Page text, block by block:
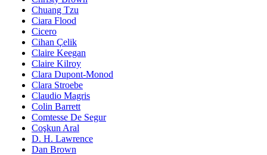
Chuang Tzu
Ciara Flood
Cicero
Cihan Çelik
Claire Keegan
Claire Kilroy
Clara Dupont-Monod
Clara Stroebe
Claudio Magris
Colin Barrett
Comtesse De Segur
Coşkun Aral
D. H. Lawrence
Dan Brown